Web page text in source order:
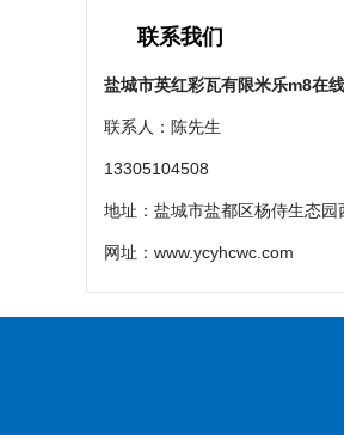
联系我们
盐城市英红彩瓦有限米乐m8在
联系人：陈先生
13305104508
地址：盐城市盐都区杨侍生态园
网址： www.ycyhcwc.com